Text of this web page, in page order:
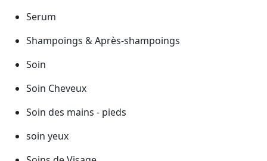
Serum
Shampoings & Après-shampoings
Soin
Soin Cheveux
Soin des mains - pieds
soin yeux